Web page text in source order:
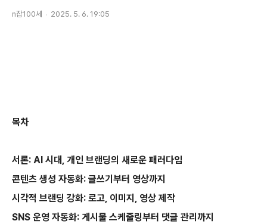
n잡100세 2025. 5. 6. 19:05
목차
서론: AI 시대, 개인 브랜딩의 새로운 패러다임
콘텐츠 생성 자동화: 글쓰기부터 영상까지
시각적 브랜딩 강화: 로고, 이미지, 영상 제작
SNS 운영 자동화: 게시물 스케줄링부터 댓글 관리까지